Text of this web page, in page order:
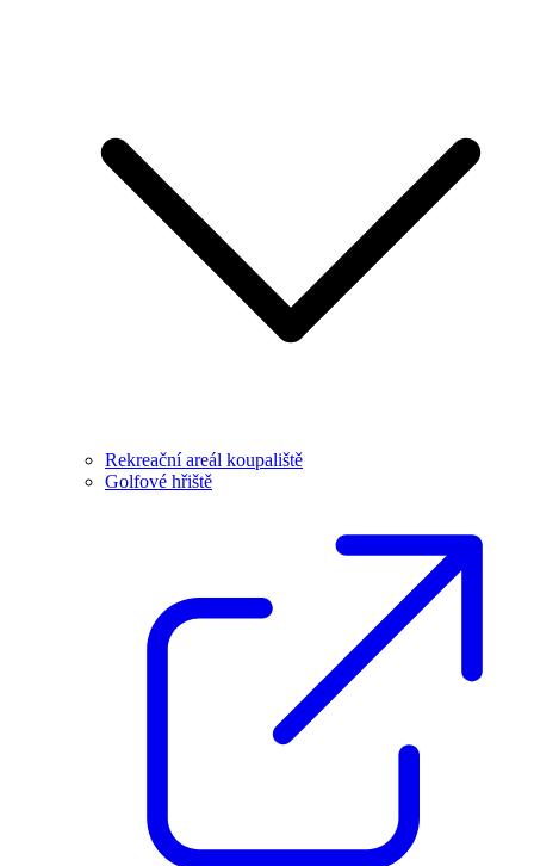
Rekreační areál koupaliště
Golfové hřiště